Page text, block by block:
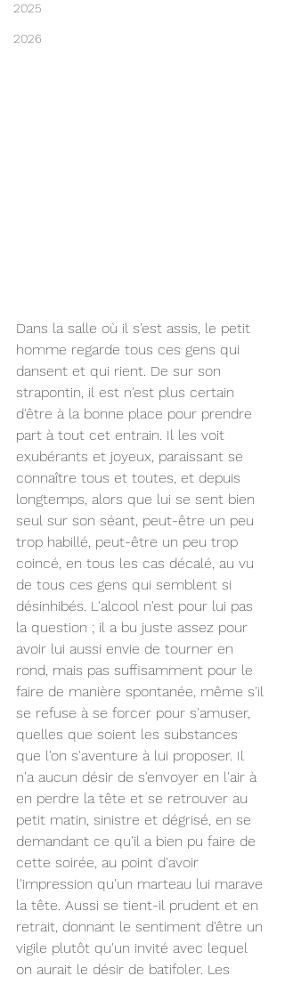
2025
2026
Dans la salle où il s'est assis, le petit
homme regarde tous ces gens qui
dansent et qui rient. De sur son
strapontin, il est n'est plus certain
d'être à la bonne place pour prendre
part à tout cet entrain. Il les voit
exubérants et joyeux, paraissant se
connaître tous et toutes, et depuis
longtemps, alors que lui se sent bien
seul sur son séant, peut-être un peu
trop habillé, peut-être un peu trop
coincé, en tous les cas décalé, au vu
de tous ces gens qui semblent si
désinhibés. L'alcool n'est pour lui pas
la question ; il a bu juste assez pour
avoir lui aussi envie de tourner en
rond, mais pas suffisamment pour le
faire de manière spontanée, même s'il
se refuse à se forcer pour s'amuser,
quelles que soient les substances
que l'on s'aventure à lui proposer. Il
n'a aucun désir de s'envoyer en l'air à
en perdre la tête et se retrouver au
petit matin, sinistre et dégrisé, en se
demandant ce qu'il a bien pu faire de
cette soirée, au point d'avoir
l'impression qu'un marteau lui marave
la tête. Aussi se tient-il prudent et en
retrait, donnant le sentiment d'être un
vigile plutôt qu'un invité avec lequel
on aurait le désir de batifoler. Les